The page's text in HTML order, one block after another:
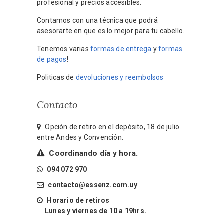
profesional y precios accesibles.
Contamos con una técnica que podrá
asesorarte en que es lo mejor para tu cabello.
Tenemos varias formas de entrega yformas
de pagos!
Politicas de devoluciones y reembolsos
Contacto
Opción de retiro en el depósito, 18 de julio
entre Andes y Convención.
Coordinando día y hora.
094 072 970
contacto@essenz.com.uy
Horario de retiros
Lunes y viernes de 10 a 19hrs.